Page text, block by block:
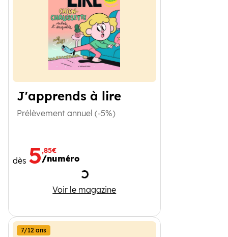
J'apprends à lire
Prélèvement annuel (-5%)
dès 5,85€
/numéro
Chargement
Voir le magazine
J'apprends à lire
7/12 ans